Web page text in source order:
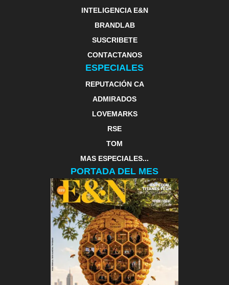
INTELIGENCIA E&N
BRANDLAB
SUSCRIBETE
CONTACTANOS
ESPECIALES
REPUTACIÓN CA
ADMIRADOS
LOVEMARKS
RSE
TOM
MAS ESPECIALES...
PORTADA DEL MES